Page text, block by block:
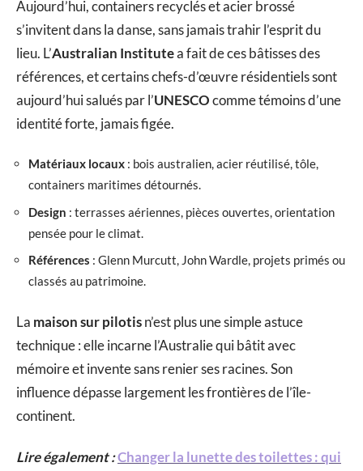
Aujourd’hui, containers recyclés et acier brossé
s’invitent dans la danse, sans jamais trahir l’esprit du
lieu. L’Australian Institutea fait de ces bâtisses des
références, et certains chefs-d’œuvre résidentiels sont
aujourd’hui salués par l’UNESCOcomme témoins d’une
identité forte, jamais figée.
Matériaux locaux : bois australien, acier réutilisé, tôle,
containers maritimes détournés.
Design : terrasses aériennes, pièces ouvertes, orientation
pensée pour le climat.
Références : Glenn Murcutt, John Wardle, projets primés ou
classés au patrimoine.
La maison sur pilotisn’est plus une simple astuce
technique : elle incarne l’Australie qui bâtit avec
mémoire et invente sans renier ses racines. Son
influence dépasse largement les frontières de l’île-
continent.
Lire également :Changer la lunette des toilettes : qui